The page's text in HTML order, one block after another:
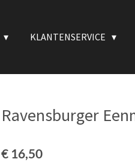
KLANTENSERVICE
Ravensburger
€ 16,50